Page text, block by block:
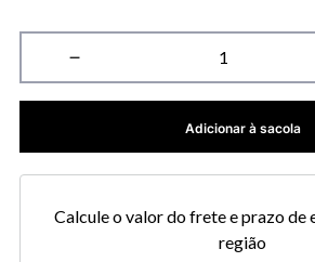
－
Adicionar à sacola
Calcule o valor do frete e prazo de
região